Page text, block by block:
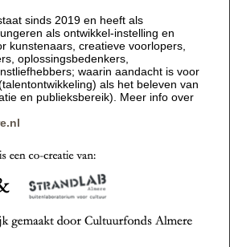
sinds 2019 en heeft als
als ontwikkel-instelling en
kunstenaars, creatieve voorlopers,
oplossingsbedenkers,
waarin aandacht is voor
als het beleven van
en publieksbereik). Meer info over